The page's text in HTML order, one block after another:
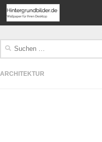
ARCHITEKTUR